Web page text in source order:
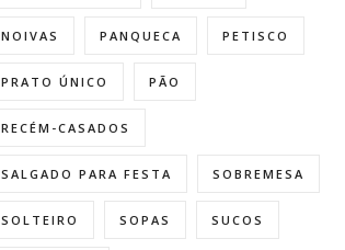
NOIVAS PANQUECA PETISCO
PRATO ÚNICO PÃO
RECÉM-CASADOS
SALGADO PARA FESTA SOBREMESA
SOLTEIRO SOPAS SUCOS